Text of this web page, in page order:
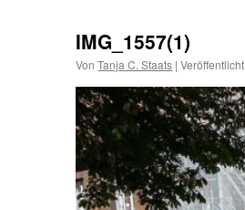
IMG_1557(1)
Von Tanja C. Staats | Veröffentlicht